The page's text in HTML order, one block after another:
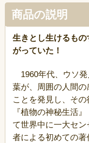
商品の説明
生きとし生けるも
がっていた！
1960年代、ウソ発
葉が、周囲の人間
ことを発見し、そ
『植物の神秘生活
て世界中に一大セ
者による初めての著